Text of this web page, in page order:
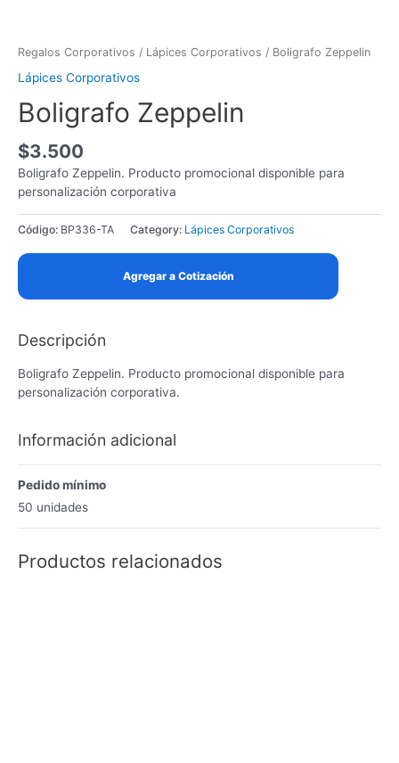
contentRegalos Corporativos / Lápices Corporativos / Boligrafo Zeppelin
Lápices Corporativos
Boligrafo Zeppelin
$3.500
Boligrafo Zeppelin. Producto promocional disponible para
personalización corporativa
Código: BP336-TA Category: Lápices Corporativos
Agregar a Cotización
Descripción
Boligrafo Zeppelin. Producto promocional disponible para
personalización corporativa.
Información adicional
Pedido mínimo
50 unidades
Productos relacionados